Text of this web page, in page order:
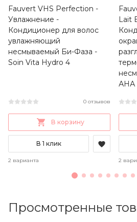
Fauvert VHS Perfection -
Увлажнение -
Кондиционер для волос
увлажняющий
несмываемый Би-Фаза -
Soin Vita Hydro 4
0 отзывов
В корзину
В 1 клик
2 варианта
Lait
АНА
2
Просмотренные